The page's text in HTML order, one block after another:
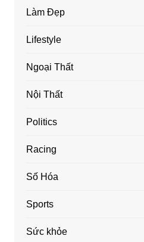
Làm Đẹp
Lifestyle
Ngoại Thất
Nội Thất
Politics
Racing
Số Hóa
Sports
Sức khỏe